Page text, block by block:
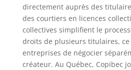
directement auprès des
des courtiers en licences
collectives simplifient le
droits de plusieurs titulaires,
entreprises de négocier
créateur. Au Québec, Copibec